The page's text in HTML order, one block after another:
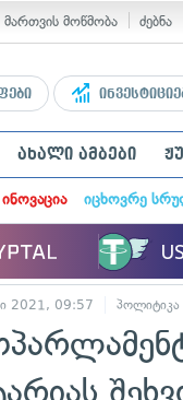
მართვის მოწმობა ძებნა
ახალი ამბები
იცხოვრე
2021, 09:57 პოლიტიკა